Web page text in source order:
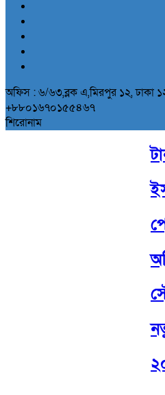
অফিস : ৬/৬৩,ব্লক এ,মিরপুর ১২, ঢাকা
+৮৮০১৬৭০১৫৫৪৬৭
শিরোনাম